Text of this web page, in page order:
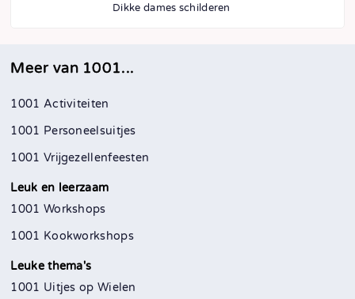
Dikke dames schilderen
Meer van 1001...
1001 Activiteiten
1001 Personeelsuitjes
1001 Vrijgezellenfeesten
Leuk en leerzaam
1001 Workshops
1001 Kookworkshops
Leuke thema's
1001 Uitjes op Wielen